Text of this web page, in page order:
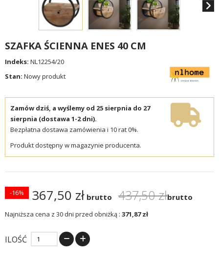
SZAFKA ŚCIENNA ENES 40 CM
Indeks: NL12254/20
Stan: Nowy produkt
Zamów dziś, a wyślemy od 25 sierpnia do 27
sierpnia (dostawa 1-2 dni).
Bezpłatna dostawa zamówienia i 10 rat 0%.
Produkt dostępny w magazynie producenta.
367,50 zł brutto 437,50 złbrutto
-16%
Najniższa cena z 30 dni przed obniżką : 371,87 zł
ILOŚĆ